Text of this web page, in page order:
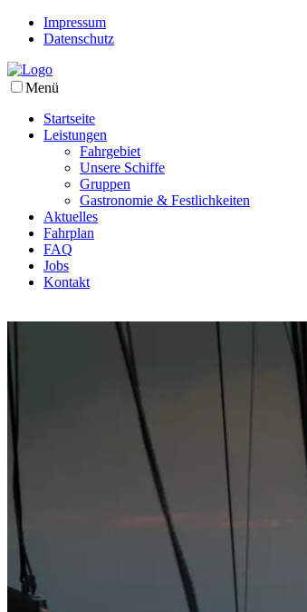
Impressum
Datenschutz
Menü
Startseite
Leistungen
Fahrgebiet
Unsere Schiffe
Gruppen
Gastronomie & Festlichkeiten
Aktuelles
Fahrplan
FAQ
Jobs
Kontakt